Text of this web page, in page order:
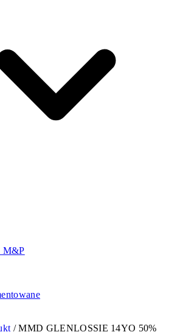
M&P
/MMD GLENLOSSIE 14YO 50%